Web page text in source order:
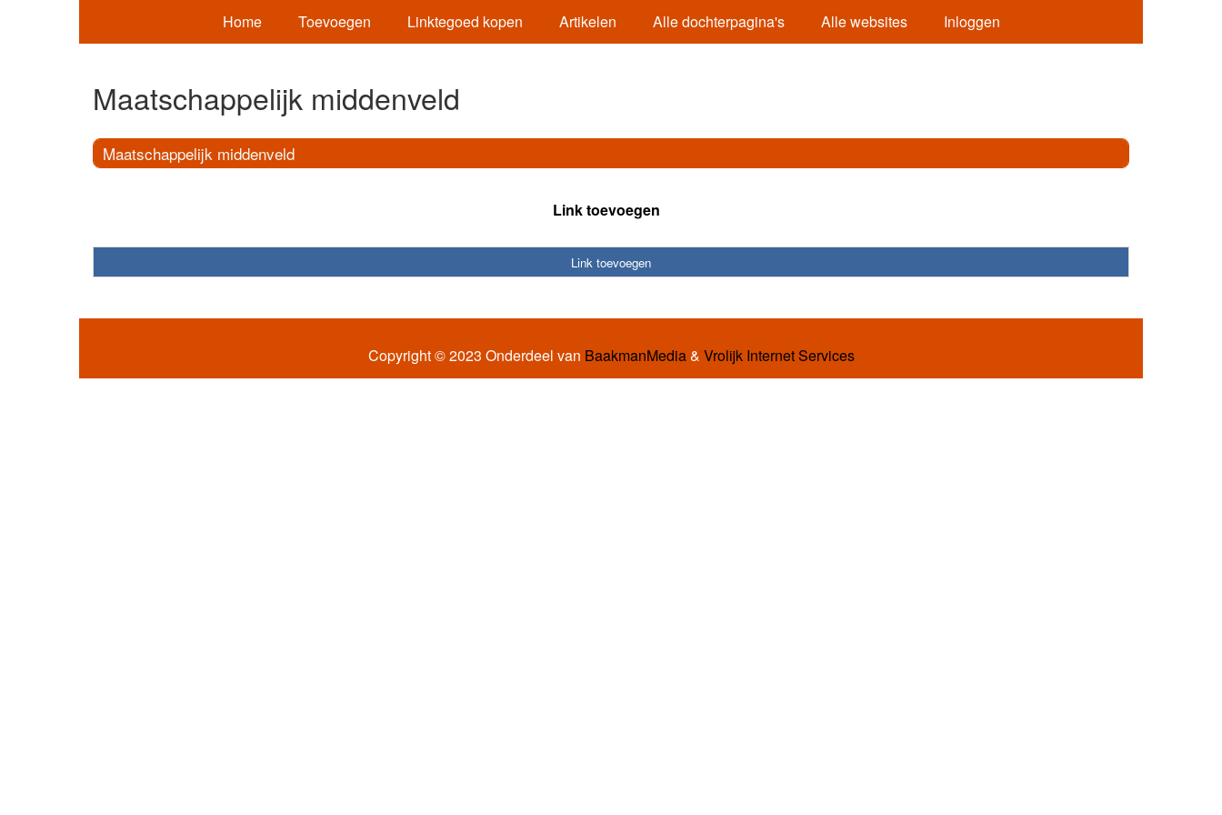
Home Toevoegen Linktegoed kopen Artikelen Alle dochterpagina's Alle websites Inloggen
Maatschappelijk middenveld
Maatschappelijk middenveld
Link toevoegen
Link toevoegen
Copyright © 2023 Onderdeel van BaakmanMedia& Vrolijk Internet Services